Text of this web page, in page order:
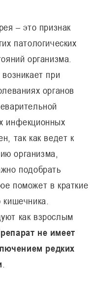
– это признак
патологических
организма.
при
органов
инфекционных
так как ведет к
организма,
подобрать
поможет в краткие
как взрослым
не имеет
редких